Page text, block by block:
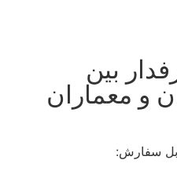
بین
و معماران
سفارش: